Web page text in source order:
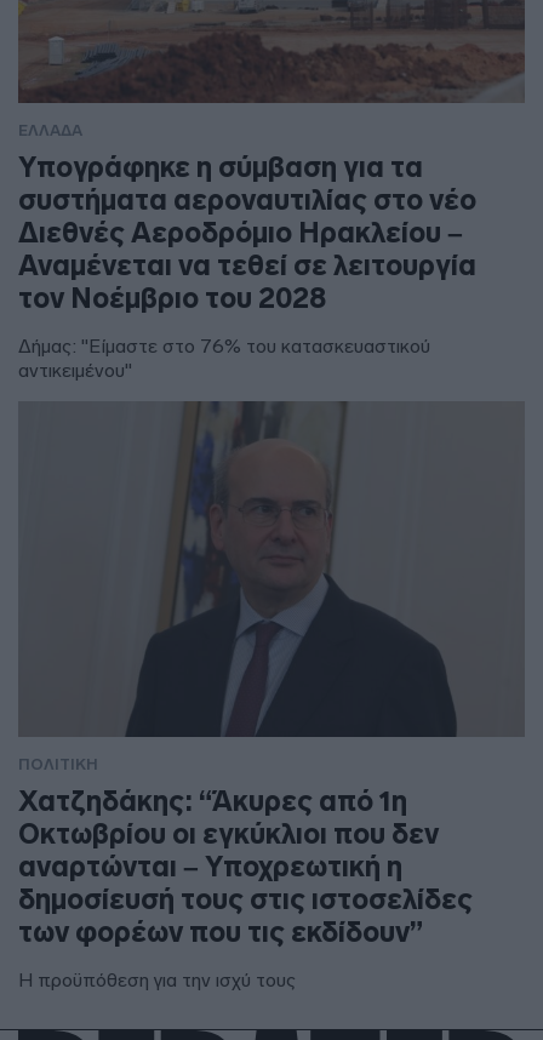
ΕΛΛΑΔΑ
Υπογράφηκε η σύμβαση για τα
συστήματα αεροναυτιλίας στο νέο
Διεθνές Αεροδρόμιο Ηρακλείου –
Αναμένεται να τεθεί σε λειτουργία
τον Νοέμβριο του 2028
Δήμας: "Είμαστε στο 76% του κατασκευαστικού
αντικειμένου"
ΠΟΛΙΤΙΚΗ
Χατζηδάκης: “Άκυρες από 1η
Οκτωβρίου οι εγκύκλιοι που δεν
αναρτώνται – Υποχρεωτική η
δημοσίευσή τους στις ιστοσελίδες
των φορέων που τις εκδίδουν”
Η προϋπόθεση για την ισχύ τους